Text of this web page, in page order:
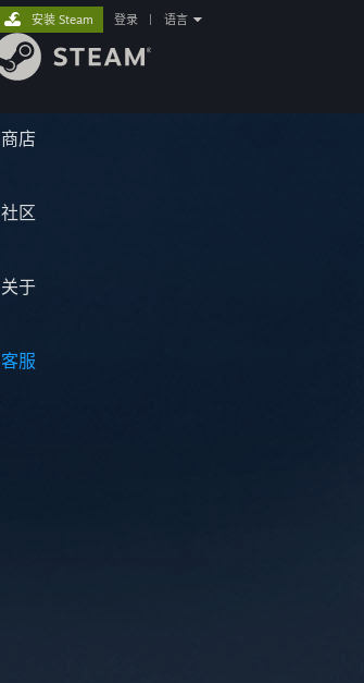
商店
社区
关于
客服
安装 Steam 登录 语言